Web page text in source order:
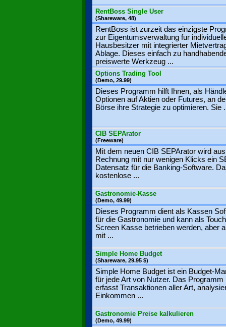
RentBoss Single User
(Shareware, 48)
RentBoss ist zurzeit das einzigste
zur Eigentumsverwaltung fur
Hausbesitzer mit integrierter
Ablage. Dieses einfach zu
preiswerte Werkzeug ...
Options Trading Tool
(Demo, 29.99)
Dieses Programm hilft Ihnen, als
Optionen auf Aktien oder Futures, an
Börse ihre Strategie zu optimieren. Sie
CIB SEPArator
(Freeware)
Mit dem neuen CIB SEPArator wird
Rechnung mit nur wenigen Klicks ein
Datensatz für die Banking-Software.
kostenlose ...
Gastronomie-Kasse
(Demo, 49.99)
Dieses Programm dient als Kassen
für die Gastronomie und kann als Touch
Screen Kasse betrieben werden, aber
mit ...
Simple Home Budget
(Shareware, 29.95 $)
Simple Home Budget ist ein Budget-
für jede Art von Nutzer. Das Programm
erfasst Transaktionen aller Art,
Einkommen ...
Gastronomie Preise kalkulieren
(Demo, 49.99)